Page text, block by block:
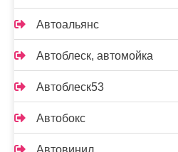
Автоальянс
Автоблеск, автомойка
Автоблеск53
Автобокс
Автовинил